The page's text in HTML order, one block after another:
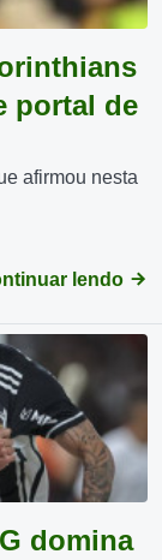
portal de
afirmou nesta
lendo
domina